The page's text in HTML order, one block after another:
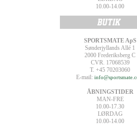
10.00-14.00
SPORTSMATE ApS
Sønderjyllands Allé 1
2000 Frederiksberg C
CVR. 17068539
T. +45 70203060
E-mail:
ÅBNINGSTIDER
MAN-FRE
10.00-17.30
LØRDAG
10.00-14.00